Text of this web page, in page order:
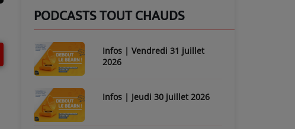
PODCASTS TOUT CHAUDS
Infos | Vendredi 31 juillet
2026
Infos | Jeudi 30 juillet 2026